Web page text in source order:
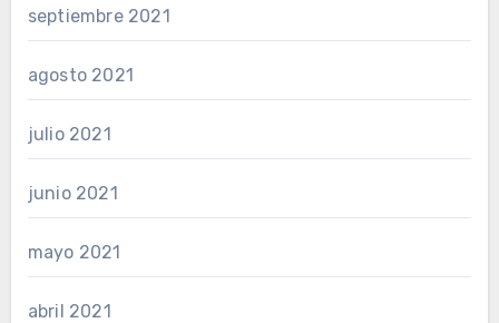
septiembre 2021
agosto 2021
julio 2021
junio 2021
mayo 2021
abril 2021